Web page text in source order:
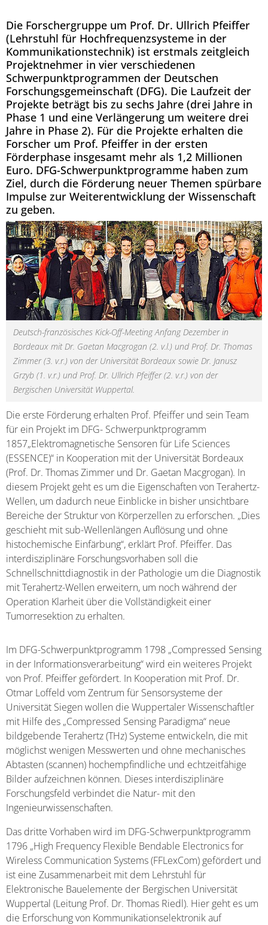
Die Forschergruppe um Prof. Dr. Ullrich Pfeiffer
(Lehrstuhl für Hochfrequenzsysteme in der
Kommunikationstechnik) ist erstmals zeitgleich
Projektnehmer in vier verschiedenen
Schwerpunktprogrammen der Deutschen
Forschungsgemeinschaft (DFG). Die Laufzeit der
Projekte beträgt bis zu sechs Jahre (drei Jahre in
Phase 1 und eine Verlängerung um weitere drei
Jahre in Phase 2). Für die Projekte erhalten die
Forscher um Prof. Pfeiffer in der ersten
Förderphase insgesamt mehr als 1,2 Millionen
Euro. DFG-Schwerpunktprogramme haben zum
Ziel, durch die Förderung neuer Themen spürbare
Impulse zur Weiterentwicklung der Wissenschaft
zu geben.
Deutsch-französisches Kick-Off-Meeting Anfang Dezember in
Bordeaux mit Dr. Gaetan Macgrogan (2. v.l.) und Prof. Dr. Thomas
Zimmer (3. v.r.) von der Universität Bordeaux sowie Dr. Janusz
Grzyb (1. v.r.) und Prof. Dr. Ullrich Pfeiffer (2. v.r.) von der
Bergischen Universität Wuppertal.
Die erste Förderung erhalten Prof. Pfeiffer und sein Team
für ein Projekt im DFG- Schwerpunktprogramm
1857„Elektromagnetische Sensoren für Life Sciences
(ESSENCE)“ in Kooperation mit der Universität Bordeaux
(Prof. Dr. Thomas Zimmer und Dr. Gaetan Macgrogan). In
diesem Projekt geht es um die Eigenschaften von Terahertz-
Wellen, um dadurch neue Einblicke in bisher unsichtbare
Bereiche der Struktur von Körperzellen zu erforschen. „Dies
geschieht mit sub-Wellenlängen Auflösung und ohne
histochemische Einfärbung“, erklärt Prof. Pfeiffer. Das
interdisziplinäre Forschungsvorhaben soll die
Schnellschnittdiagnostik in der Pathologie um die Diagnostik
mit Terahertz-Wellen erweitern, um noch während der
Operation Klarheit über die Vollständigkeit einer
Tumorresektion zu erhalten.
Im DFG-Schwerpunktprogramm 1798 „Compressed Sensing
in der Informationsverarbeitung“ wird ein weiteres Projekt
von Prof. Pfeiffer gefördert. In Kooperation mit Prof. Dr.
Otmar Loffeld vom Zentrum für Sensorsysteme der
Universität Siegen wollen die Wuppertaler Wissenschaftler
mit Hilfe des „Compressed Sensing Paradigma“ neue
bildgebende Terahertz (THz) Systeme entwickeln, die mit
möglichst wenigen Messwerten und ohne mechanisches
Abtasten (scannen) hochempfindliche und echtzeitfähige
Bilder aufzeichnen können. Dieses interdisziplinäre
Forschungsfeld verbindet die Natur- mit den
Ingenieurwissenschaften.
Das dritte Vorhaben wird im DFG-Schwerpunktprogramm
1796 „High Frequency Flexible Bendable Electronics for
Wireless Communication Systems (FFLexCom) gefördert und
ist eine Zusammenarbeit mit dem Lehrstuhl für
Elektronische Bauelemente der Bergischen Universität
Wuppertal (Leitung Prof. Dr. Thomas Riedl). Hier geht es um
die Erforschung von Kommunikationselektronik auf